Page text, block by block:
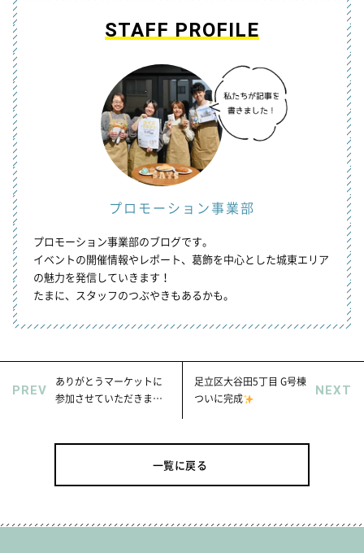
STAFF PROFILE
プロモーション事業部
プロモーション事業部のブログです。
イベントの開催情報やレポート、葛飾を中心とした城東エリア
の魅力を発信していきます！
たまに、スタッフのつぶやきもあるかも。
PREV
ありがとうマーケットに
参加させていただきまし
足立区大谷田5丁目 G号棟
ついに完成
NEXT
一覧に戻る